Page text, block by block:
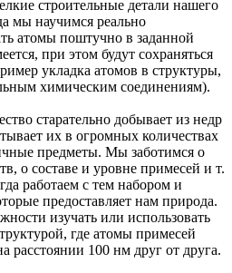
строительные детали нашего
мы научимся реально
атомы поштучно в заданной
при этом будут сохраняться
укладка атомов в структуры,
химическим соединениям).
старательно добывает из недр
их в огромных количествах
предметы. Мы заботимся о
о составе и уровне примесей и т.
работаем с тем набором и
предоставляет нам природа.
изучать или использовать
где атомы примесей
расстоянии 100 нм друг от друга.